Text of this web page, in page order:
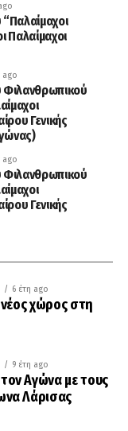
Παλαίμαχοι
ago
Γενικής
ago
Γενικής
6 έτη ago
χώρος στη
9 έτη ago
Αγώνα με τους
Λάρισας